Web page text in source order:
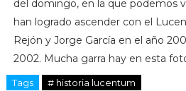
del domingo, en la que podemos
han logrado ascender con el
Rejón y Jorge García en el año
2002. Mucha garra hay en esta
Tags # historia lucentum